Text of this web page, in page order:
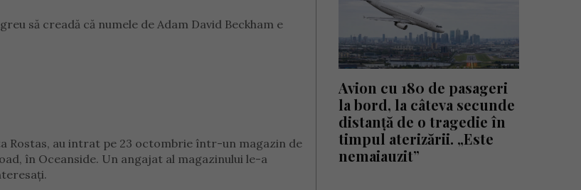
să creadă că numele de Adam David Beckham e
Rostas, au intrat pe 23 octombrie într-un magazin de
în Oceanside. Un angajat al magazinului le-a
Avion cu 180 de pasageri
la bord, la câteva secunde
distanță de o tragedie în
timpul aterizării. „Este
nemaiauzit”